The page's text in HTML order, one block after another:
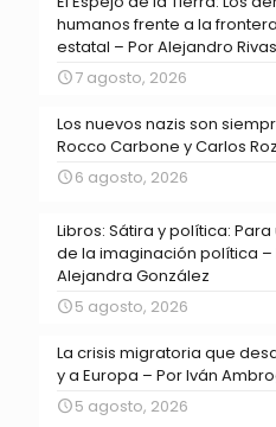
humanos frente a la
estatal – Por Alejandro Rivas
7 agosto, 2026
Los nuevos nazis son
Rocco Carbone y Carlos
6 agosto, 2026
Libros: Sátira y política:
de la imaginación política –
Alejandra González
5 agosto, 2026
La crisis migratoria que
y a Europa – Por Iván
5 agosto, 2026